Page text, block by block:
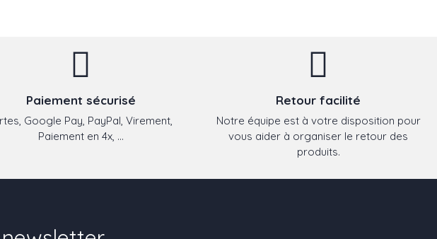
Paiement sécurisé
Google Pay, PayPal, Virement,
Paiement en 4x, ...
Retour facilité
Notre équipe est à votre disposition pour
vous aider à organiser le retour des
produits.